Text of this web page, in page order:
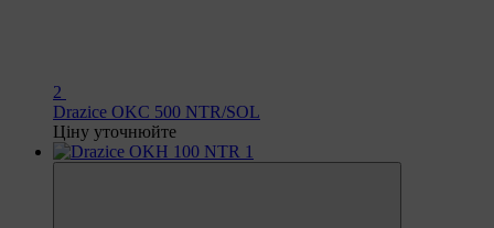
2
Drazice OKC 500 NTR/SOL
Ціну уточнюйте